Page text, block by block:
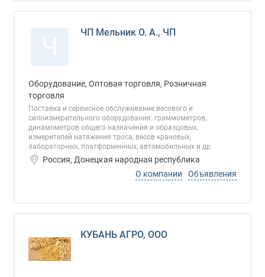
ЧП Мельник О. А., ЧП
Оборудование, Оптовая торговля, Розничная
торговля
Поставка и сервисное обслуживание весового и
силоизмерительного оборудования: граммометров,
динамометров общего назначения и образцовых,
измерителей натяжения троса, весов крановых,
лабораторных, платформенных, автомобильных и др.
Россия, Донецкая народная республика
О компании
Объявления
КУБАНЬ АГРО, ООО